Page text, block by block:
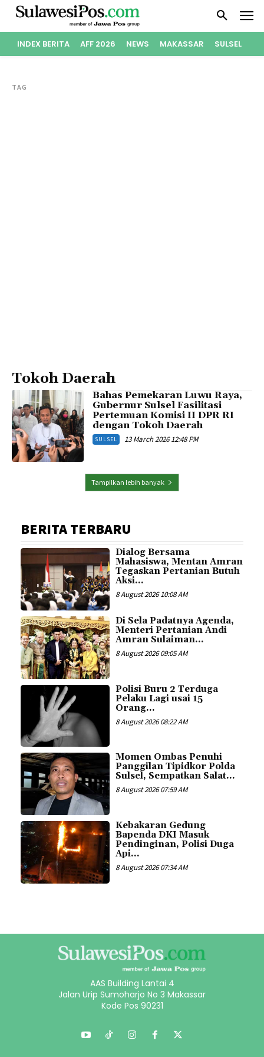
INDEX BERITA AFF 2026 NEWS MAKASSAR SULSEL
TAG
Tokoh Daerah
Bahas Pemekaran Luwu Raya,
Gubernur Sulsel Fasilitasi
Pertemuan Komisi II DPR RI
dengan Tokoh Daerah
SULSEL 13 March 2026 12:48 PM
Tampilkan lebih banyak
BERITA TERBARU
Dialog Bersama
Mahasiswa, Mentan Amran
Tegaskan Pertanian Butuh
Aksi...
8 August 2026 10:08 AM
Di Sela Padatnya Agenda,
Menteri Pertanian Andi
Amran Sulaiman...
8 August 2026 09:05 AM
Polisi Buru 2 Terduga
Pelaku Lagi usai 15
Orang...
8 August 2026 08:22 AM
Momen Ombas Penuhi
Panggilan Tipidkor Polda
Sulsel, Sempatkan Salat...
8 August 2026 07:59 AM
Kebakaran Gedung
Bapenda DKI Masuk
Pendinginan, Polisi Duga
Api...
8 August 2026 07:34 AM
AAS Building Lantai 4
Jalan Urip Sumoharjo No 3 Makassar
Kode Pos 90231